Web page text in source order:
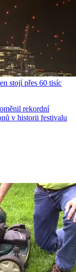
stojí přes 60 tisíc
rekordní
v historii festivalu